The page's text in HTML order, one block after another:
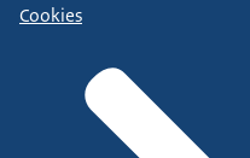
Cookies